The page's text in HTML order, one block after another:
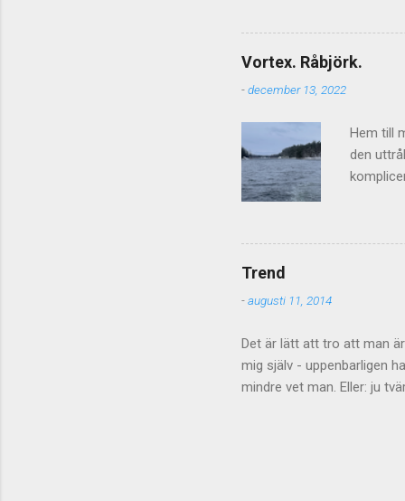
ibland blir hårda så kan
sakerna så får det lova att
diskussionsmaterialet -
fortsätta även om
diskussion/kommentarsflod
Vortex. Råbjörk.
-december 13, 2022
Hem till
den
köpt
förbi, full
Trend
-augusti 11, 2014
Det är lätt att tro att man
mig själv - uppenbarligen
mindre vet man. Eller: ju
ordentligt med